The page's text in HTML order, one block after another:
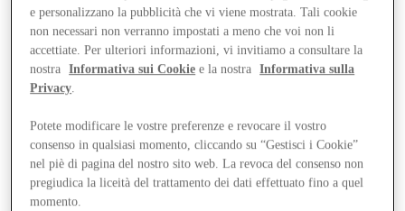
e personalizzano la pubblicità che vi viene mostrata. Tali cookie
non necessari non verranno impostati a meno che voi non li
accettiate. Per ulteriori informazioni, vi invitiamo a consultare la
nostra
Informativa sui Cookie e la nostra
Informativa sulla
Privacy.
Potete modificare le vostre preferenze e revocare il vostro
consenso in qualsiasi momento, cliccando su “Gestisci i Cookie”
nel piè di pagina del nostro sito web. La revoca del consenso non
pregiudica la liceità del trattamento dei dati effettuato fino a quel
momento.